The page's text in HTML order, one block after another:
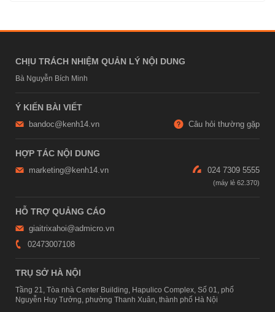
CHỊU TRÁCH NHIỆM QUẢN LÝ NỘI DUNG
Bà Nguyễn Bích Minh
Ý KIẾN BÀI VIẾT
bandoc@kenh14.vn Câu hỏi thường gặp
HỢP TÁC NỘI DUNG
marketing@kenh14.vn 024 7309 5555
HỖ TRỢ QUẢNG CÁO
giaitrixahoi@admicro.vn
02473007108
TRỤ SỞ HÀ NỘI
Tầng 21, Tòa nhà Center Building, Hapulico Complex, Số 01, phố
Nguyễn Huy Tưởng, phường Thanh Xuân, thành phố Hà Nội